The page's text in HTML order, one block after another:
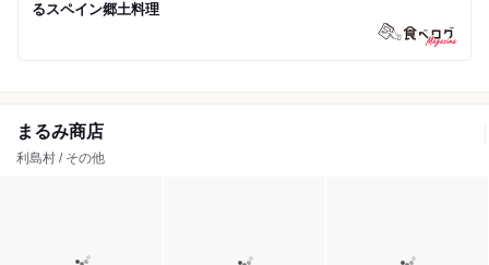
るスペイン郷土料理
まるみ商店
利島村 / その他